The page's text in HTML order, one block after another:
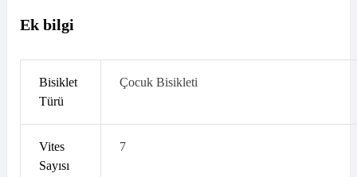
Ek bilgi
Bisiklet
Türü
Çocuk Bisikleti
Vites
Sayısı
7